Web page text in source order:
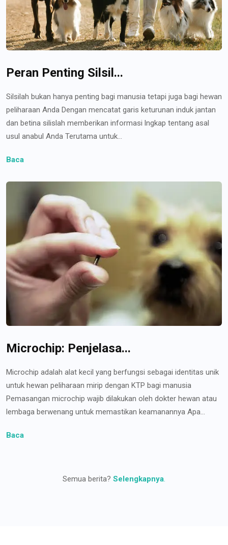
Peran Penting Silsil...
Silsilah bukan hanya penting bagi manusia tetapi juga bagi hewan
peliharaan Anda Dengan mencatat garis keturunan induk jantan
dan betina silislah memberikan informasi lngkap tentang asal
usul anabul Anda Terutama untuk...
Baca
Microchip: Penjelasa...
Microchip adalah alat kecil yang berfungsi sebagai identitas unik
untuk hewan peliharaan mirip dengan KTP bagi manusia
Pemasangan microchip wajib dilakukan oleh dokter hewan atau
lembaga berwenang untuk memastikan keamanannya Apa...
Baca
Semua berita? Selengkapnya